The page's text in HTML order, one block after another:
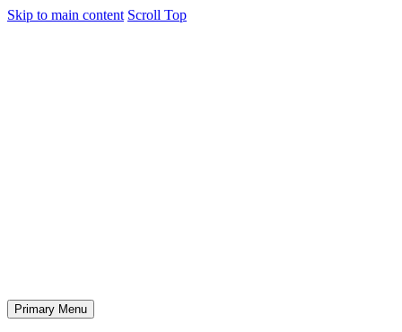
Skip to main content Scroll Top
Primary Menu